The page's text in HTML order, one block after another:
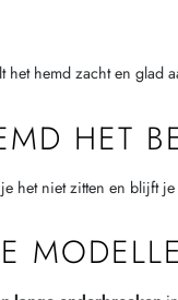
het hemd zacht en
HET
het niet zitten en blijft